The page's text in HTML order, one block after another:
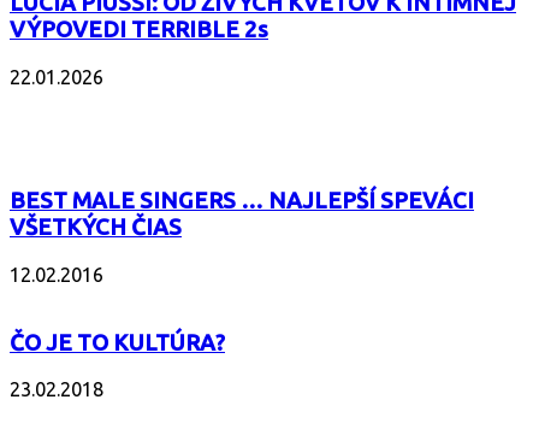
VÝPOVEDI TERRIBLE 2s
22.01.2026
BEST MALE SINGERS … NAJLEPŠÍ SPEVÁCI
VŠETKÝCH ČIAS
12.02.2016
ČO JE TO KULTÚRA?
23.02.2018